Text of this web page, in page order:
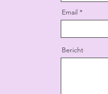
Email
Bericht